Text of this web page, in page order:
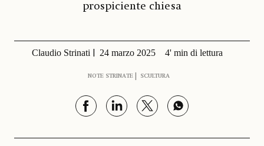
prospiciente chiesa
Claudio Strinati 24 marzo 2025 4' min di lettura
NOTE STRINATE SCULTURA